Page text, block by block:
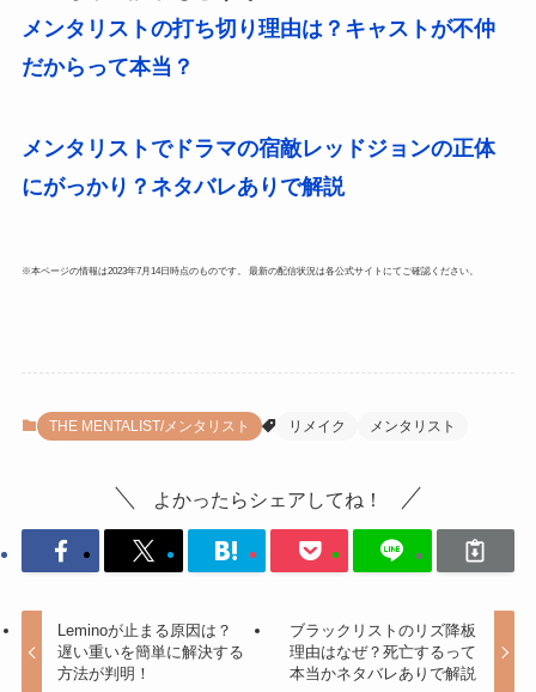
メンタリストの打ち切り理由は？キャストが不仲
だからって本当？
メンタリストでドラマの宿敵レッドジョンの正体
にがっかり？ネタバレありで解説
※本ページの情報は2023年7月14日時点のものです。 最新の配信状況は各公式サイトにてご確認ください。
THE MENTALIST/メンタリスト リメイク メンタリスト
よかったらシェアしてね！
Leminoが止まる原因は？
遅い重いを簡単に解決する
方法が判明！
ブラックリストのリズ降板
理由はなぜ？死亡するって
本当かネタバレありで解説